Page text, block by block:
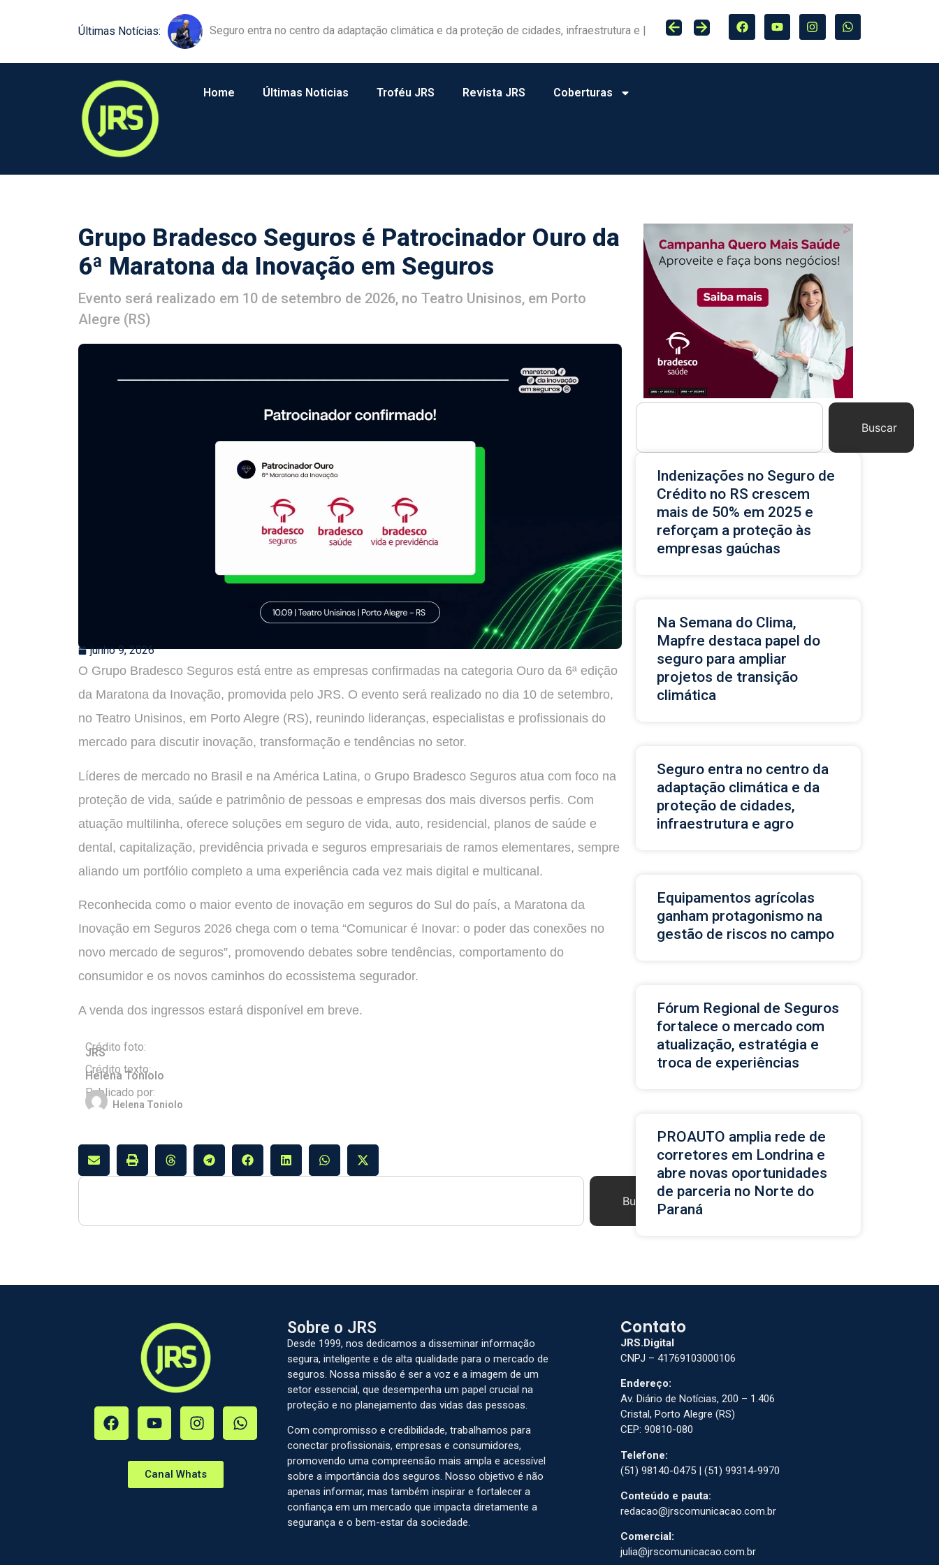
Últimas Notícias: Seguro entra no centro da adaptação climática e da proteção de cidades, infraestrutura e agro
Equipamentos agrícolas ganham protagonismo na gestão de riscos no campo
Home Últimas Noticias Troféu JRS Revista JRS Coberturas
Grupo Bradesco Seguros é Patrocinador Ouro da
6ª Maratona da Inovação em Seguros
Evento será realizado em 10 de setembro de 2026, no Teatro Unisinos, em Porto
Alegre (RS)
junho 9, 2026
O Grupo Bradesco Seguros está entre as empresas confirmadas na categoria Ouro da 6ª edição
da Maratona da Inovação, promovida pelo JRS. O evento será realizado no dia 10 de setembro,
no Teatro Unisinos, em Porto Alegre (RS), reunindo lideranças, especialistas e profissionais do
mercado para discutir inovação, transformação e tendências no setor.
Líderes de mercado no Brasil e na América Latina, o Grupo Bradesco Seguros atua com foco na
proteção de vida, saúde e patrimônio de pessoas e empresas dos mais diversos perfis. Com
atuação multilinha, oferece soluções em seguro de vida, auto, residencial, planos de saúde e
dental, capitalização, previdência privada e seguros empresariais de ramos elementares, sempre
aliando um portfólio completo a uma experiência cada vez mais digital e multicanal.
Reconhecida como o maior evento de inovação em seguros do Sul do país, a Maratona da
Inovação em Seguros 2026 chega com o tema “Comunicar é Inovar: o poder das conexões no
novo mercado de seguros”, promovendo debates sobre tendências, comportamento do
consumidor e os novos caminhos do ecossistema segurador.
A venda dos ingressos estará disponível em breve.
Crédito foto:
JRS
Crédito texto:
Helena Toniolo
Publicado por:
Helena Toniolo
Buscar
Buscar
Indenizações no Seguro de
Crédito no RS crescem
mais de 50% em 2025 e
reforçam a proteção às
empresas gaúchas
Na Semana do Clima,
Mapfre destaca papel do
seguro para ampliar
projetos de transição
climática
Seguro entra no centro da
adaptação climática e da
proteção de cidades,
infraestrutura e agro
Equipamentos agrícolas
ganham protagonismo na
gestão de riscos no campo
Fórum Regional de Seguros
fortalece o mercado com
atualização, estratégia e
troca de experiências
PROAUTO amplia rede de
corretores em Londrina e
abre novas oportunidades
de parceria no Norte do
Paraná
Canal Whats
Sobre o JRS
Desde 1999, nos dedicamos a disseminar informação
segura, inteligente e de alta qualidade para o mercado de
seguros. Nossa missão é ser a voz e a imagem de um
setor essencial, que desempenha um papel crucial na
proteção e no planejamento das vidas das pessoas.
Com compromisso e credibilidade, trabalhamos para
conectar profissionais, empresas e consumidores,
promovendo uma compreensão mais ampla e acessível
sobre a importância dos seguros. Nosso objetivo é não
apenas informar, mas também inspirar e fortalecer a
confiança em um mercado que impacta diretamente a
segurança e o bem-estar da sociedade.
Contato
JRS.Digital
CNPJ – 41769103000106
Endereço:
Av. Diário de Notícias, 200 – 1.406
Cristal, Porto Alegre (RS)
CEP: 90810-080
Telefone:
(51) 98140-0475 | (51) 99314-9970
Conteúdo e pauta:
redacao@jrscomunicacao.com.br
Comercial:
julia@jrscomunicacao.com.br